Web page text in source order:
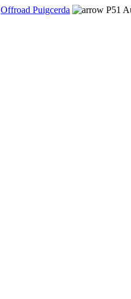
Offroad Puigcerda
P51